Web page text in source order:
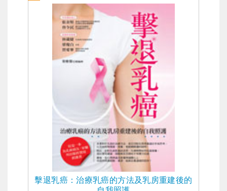
擊退乳癌：治療乳癌的方法及乳房重建後的